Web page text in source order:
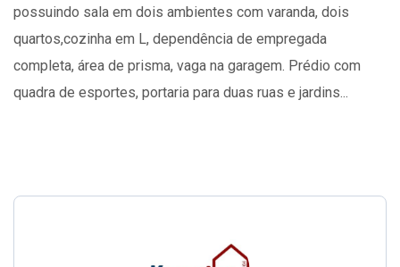
possuindo sala em dois ambientes com varanda, dois
quartos,cozinha em L, dependência de empregada
completa, área de prisma, vaga na garagem. Prédio com
quadra de esportes, portaria para duas ruas e jardins...